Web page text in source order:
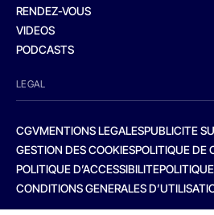
RENDEZ-VOUS
VIDEOS
PODCASTS
LEGAL
CGVMENTIONS LEGALESPUBLICITE
GESTION DES COOKIESPOLITIQUE DE
POLITIQUE D’ACCESSIBILITE
CONDITIONS GENERALES